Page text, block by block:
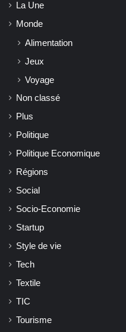
La Une
Monde
Alimentation
Jeux
Voyage
Non classé
Plus
Politique
Politique Economique
Régions
Social
Socio-Economie
Startup
Style de vie
Tech
Textile
TIC
Tourisme